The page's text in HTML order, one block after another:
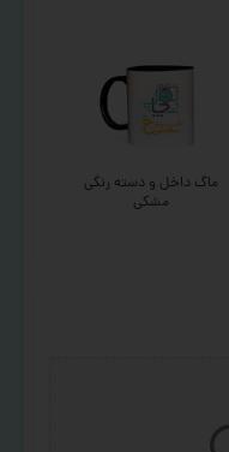
ماگ داخل و دسته رنگی
مشکی